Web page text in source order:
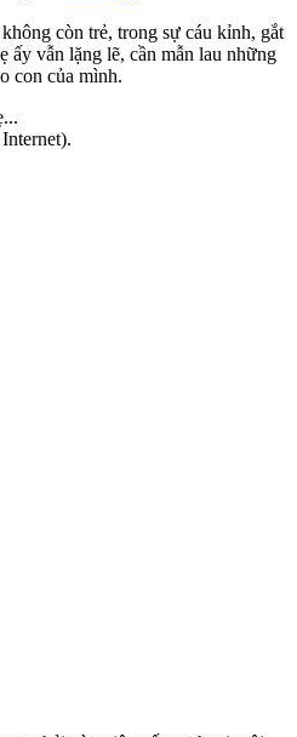
còn trẻ, trong sự cáu kỉnh, gắt
ấy vẫn lặng lẽ, cần mẫn lau những
con của mình.